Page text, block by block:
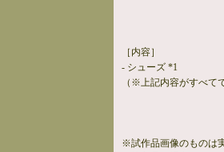
［内容］
- シューズ *1
（※上記内容がすべて
※試作品画像のものは